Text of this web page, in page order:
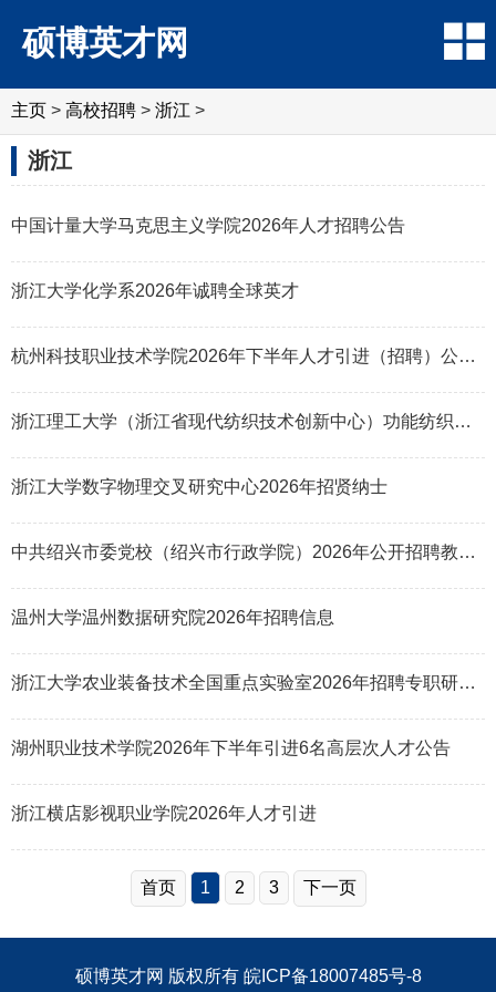
硕博英才网
主页 > 高校招聘 > 浙江 >
浙江
中国计量大学马克思主义学院2026年人才招聘公告
浙江大学化学系2026年诚聘全球英才
杭州科技职业技术学院2026年下半年人才引进（招聘）公告（44名）
浙江理工大学（浙江省现代纺织技术创新中心）功能纺织品材料及绿色助剂团队
浙江大学数字物理交叉研究中心2026年招贤纳士
中共绍兴市委党校（绍兴市行政学院）2026年公开招聘教师公告（第二批）
温州大学温州数据研究院2026年招聘信息
浙江大学农业装备技术全国重点实验室2026年招聘专职研究员启事（博士研究生
湖州职业技术学院2026年下半年引进6名高层次人才公告
浙江横店影视职业学院2026年人才引进
首页 1 2 3 下一页
硕博英才网 版权所有 皖ICP备18007485号-8